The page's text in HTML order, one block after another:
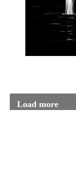
Load more